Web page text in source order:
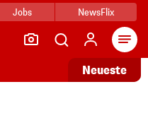
Jobs NewsFlix
Neueste